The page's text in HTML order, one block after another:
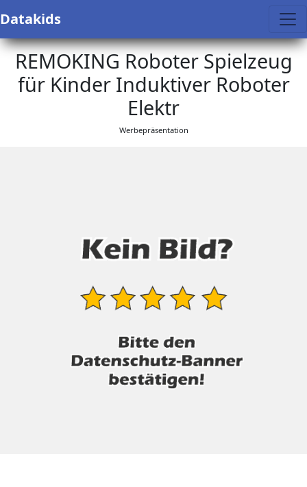
Datakids
REMOKING Roboter Spielzeug
für Kinder Induktiver Roboter
Elektr
Werbepräsentation